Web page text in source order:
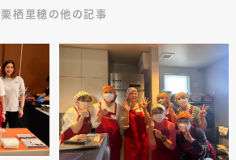
ANATA.
EVENT
WORKS
栗栖里穂の他の記事